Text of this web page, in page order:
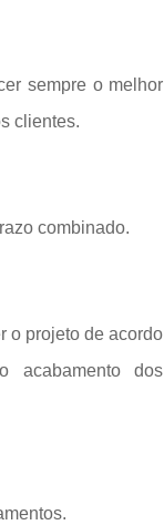
sempre o melhor
clientes.
combinado.
o projeto de acordo
acabamento dos